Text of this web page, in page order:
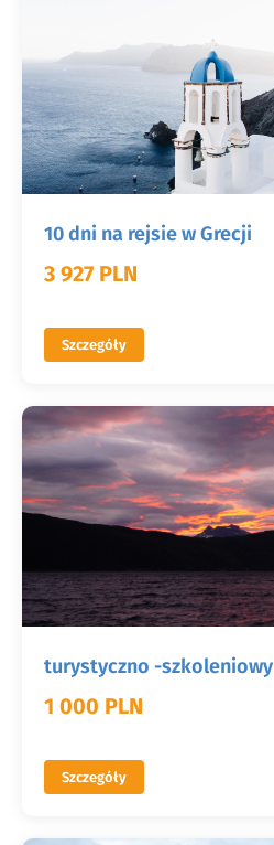
10 dni na rejsie w Grecji
3 927 PLN
Szczegóły
turystyczno -szkoleniowy
1 000 PLN
Szczegóły